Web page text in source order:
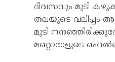
ദിവസവും മുടി
തലയുടെ വലിപ്പം
മുടി
മറ്റൊരാളുടെ